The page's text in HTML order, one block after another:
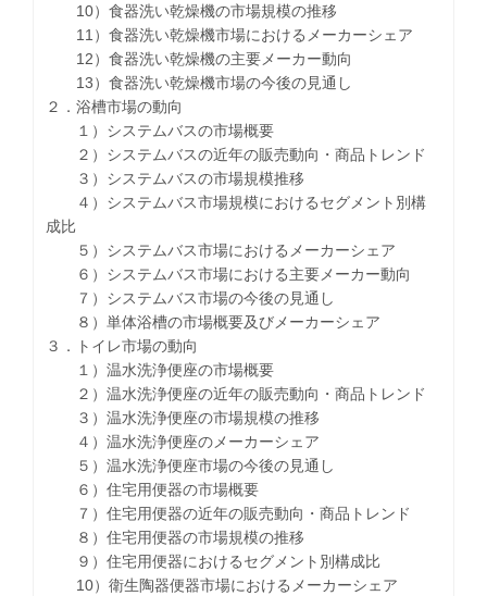
10）食器洗い乾燥機の市場規模の推移
11）食器洗い乾燥機市場におけるメーカーシェア
12）食器洗い乾燥機の主要メーカー動向
13）食器洗い乾燥機市場の今後の見通し
２．浴槽市場の動向
１）システムバスの市場概要
２）システムバスの近年の販売動向・商品トレンド
３）システムバスの市場規模推移
４）システムバス市場規模におけるセグメント別構
成比
５）システムバス市場におけるメーカーシェア
６）システムバス市場における主要メーカー動向
７）システムバス市場の今後の見通し
８）単体浴槽の市場概要及びメーカーシェア
３．トイレ市場の動向
１）温水洗浄便座の市場概要
２）温水洗浄便座の近年の販売動向・商品トレンド
３）温水洗浄便座の市場規模の推移
４）温水洗浄便座のメーカーシェア
５）温水洗浄便座市場の今後の見通し
６）住宅用便器の市場概要
７）住宅用便器の近年の販売動向・商品トレンド
８）住宅用便器の市場規模の推移
９）住宅用便器におけるセグメント別構成比
10）衛生陶器便器市場におけるメーカーシェア